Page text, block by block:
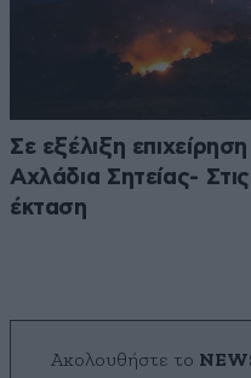
Σε εξέλιξη
Αχλάδια Σητείας-
έκταση
Ακολουθήστε το